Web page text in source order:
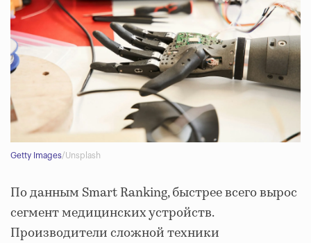
Getty Images/Unsplash
По данным Smart Ranking, быстрее всего вырос
сегмент медицинских устройств.
Производители сложной техники